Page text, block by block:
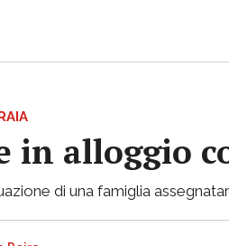
in alloggio
di una famiglia